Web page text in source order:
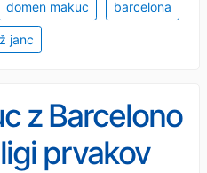
domen makuc barcelona
janc
z Barcelono
prvakov